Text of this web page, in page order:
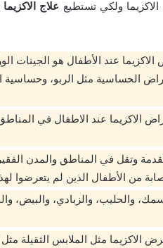
ولكي تستطيع علاج الاكزيما
عند الأطفال هو الجينات
الحساسية مثل الربو، وحساسية
الاكزيما عند الاطفال في
وتقل في المناطق والمدن
من الأطفال الذين لم يتعرضوا
والحليب، والزبادي، والبيض،
الاكزيما مثل الملابس الثقيلة